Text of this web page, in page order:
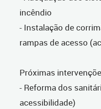
incêndio
- Instalação de
rampas de acesso
Próximas
- Reforma dos
acessibilidade)